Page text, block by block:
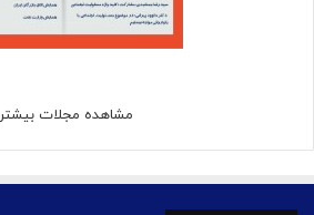
مشاهده مجلات بیشتر